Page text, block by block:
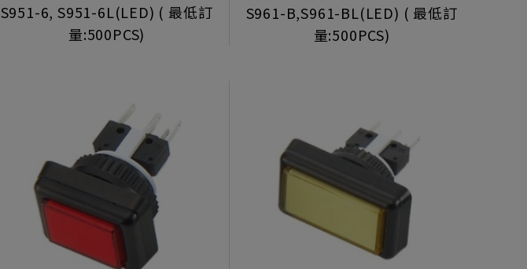
S951-6, S951-6L(LED) ( 最低訂
量:500PCS)
S961-B,S961-BL(LED) ( 最低訂
量:500PCS)